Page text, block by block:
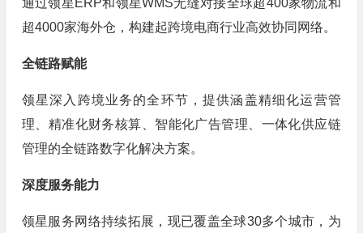
超4000家海外仓，构建起跨境电商行业高效协同网络。
全链路赋能
领星深入跨境业务的全环节，提供涵盖精细化运营管
理、精准化财务核算、智能化广告管理、一体化供应链
管理的全链路数字化解决方案。
深度服务能力
领星服务网络持续拓展，现已覆盖全球30多个城市，为